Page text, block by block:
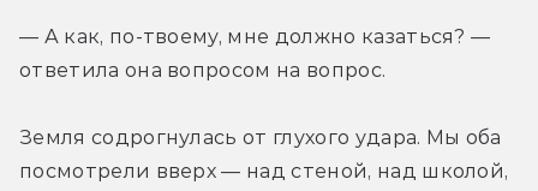
— А как, по-твоему, мне должно казаться? —
ответила она вопросом на вопрос.
Земля содрогнулась от глухого удара. Мы оба
посмотрели вверх — над стеной, над школой,